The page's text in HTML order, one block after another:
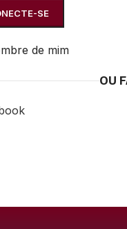
SE
de mim
OU